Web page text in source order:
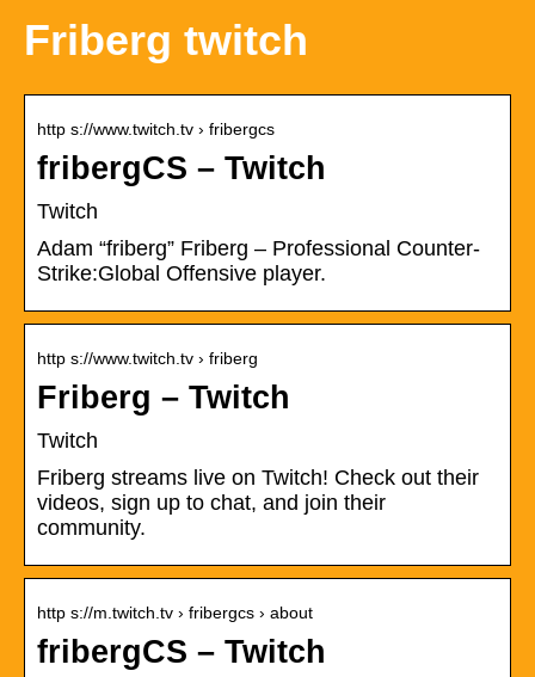
Friberg twitch
http s://www.twitch.tv › fribergcs
fribergCS – Twitch
Twitch
Adam “friberg” Friberg – Professional Counter-
Strike:Global Offensive player.
http s://www.twitch.tv › friberg
Friberg – Twitch
Twitch
Friberg streams live on Twitch! Check out their
videos, sign up to chat, and join their
community.
http s://m.twitch.tv › fribergcs › about
fribergCS – Twitch